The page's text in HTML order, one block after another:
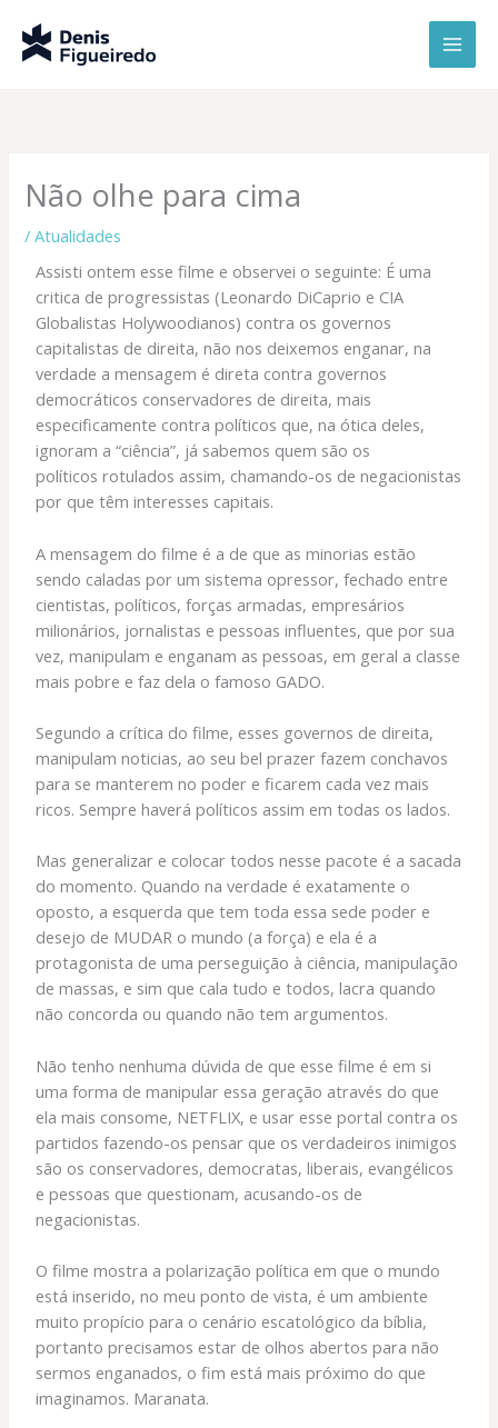
para
Não olhe para cima
/Atualidades
Assisti ontem esse filme e observei o seguinte: É uma
critica de progressistas (Leonardo DiCaprio e CIA
Globalistas Holywoodianos) contra os governos
capitalistas de direita, não nos deixemos enganar, na
verdade a mensagem é direta contra governos
democráticos conservadores de direita, mais
especificamente contra políticos que, na ótica deles,
ignoram a “ciência”, já sabemos quem são os
políticos rotulados assim, chamando-os de negacionistas
por que têm interesses capitais.
A mensagem do filme é a de que as minorias estão
sendo caladas por um sistema opressor, fechado entre
cientistas, políticos, forças armadas, empresários
milionários, jornalistas e pessoas influentes, que por sua
vez, manipulam e enganam as pessoas, em geral a classe
mais pobre e faz dela o famoso GADO.
Segundo a crítica do filme, esses governos de direita,
manipulam noticias, ao seu bel prazer fazem conchavos
para se manterem no poder e ficarem cada vez mais
ricos. Sempre haverá políticos assim em todas os lados.
Mas generalizar e colocar todos nesse pacote é a sacada
do momento. Quando na verdade é exatamente o
oposto, a esquerda que tem toda essa sede poder e
desejo de MUDAR o mundo (a força) e ela é a
protagonista de uma perseguição à ciência, manipulação
de massas, e sim que cala tudo e todos, lacra quando
não concorda ou quando não tem argumentos.
Não tenho nenhuma dúvida de que esse filme é em si
uma forma de manipular essa geração através do que
ela mais consome, NETFLIX, e usar esse portal contra os
partidos fazendo-os pensar que os verdadeiros inimigos
são os conservadores, democratas, liberais, evangélicos
e pessoas que questionam, acusando-os de
negacionistas.
O filme mostra a polarização política em que o mundo
está inserido, no meu ponto de vista, é um ambiente
muito propício para o cenário escatológico da bíblia,
portanto precisamos estar de olhos abertos para não
sermos enganados, o fim está mais próximo do que
imaginamos. Maranata.